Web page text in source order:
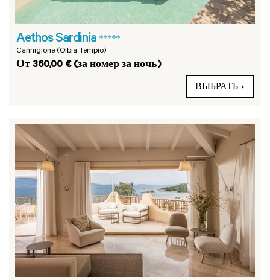
Aethos Sardinia *****
Cannigione (Olbia Tempio)
От 360,00 € (за номер за ночь)
ВЫБРАТЬ